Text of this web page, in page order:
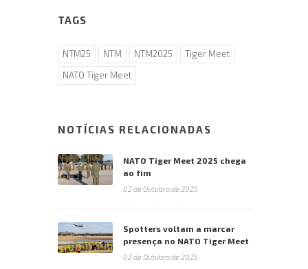
TAGS
NTM25 NTM NTM2025
Tiger Meet
NATO Tiger Meet
NOTÍCIAS RELACIONADAS
NATO Tiger Meet 2025 chega
ao fim
02 de Outubro de 2025
Spotters voltam a marcar
presença no NATO Tiger Meet
02 de Outubro de 2025